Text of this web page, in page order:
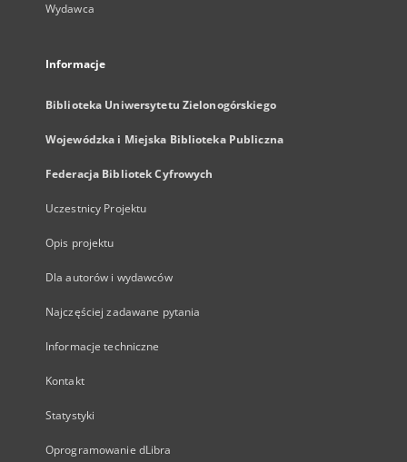
Wydawca
Informacje
Biblioteka Uniwersytetu Zielonogórskiego
Wojewódzka i Miejska Biblioteka Publiczna
Federacja Bibliotek Cyfrowych
Uczestnicy Projektu
Opis projektu
Dla autorów i wydawców
Najczęściej zadawane pytania
Informacje techniczne
Kontakt
Statystyki
Oprogramowanie dLibra